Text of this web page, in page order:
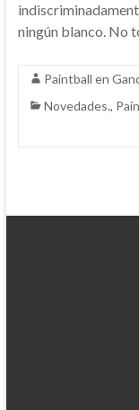
ningún blanco. No
Paintball en
Novedades.,